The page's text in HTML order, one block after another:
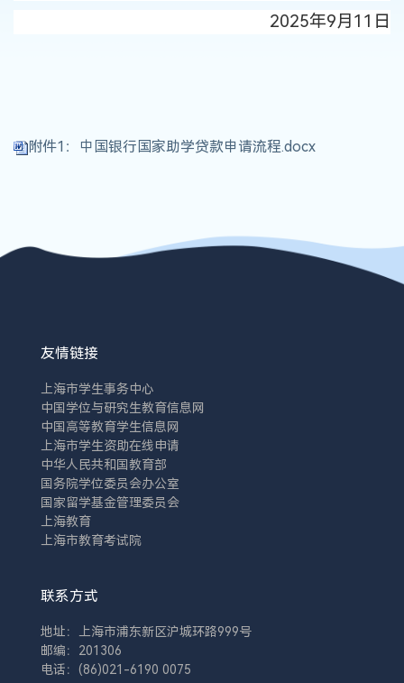
2025年9月11日
附件1：中国银行国家助学贷款申请流程.docx
友情链接
上海市学生事务中心
中国学位与研究生教育信息网
中国高等教育学生信息网
上海市学生资助在线申请
中华人民共和国教育部
国务院学位委员会办公室
国家留学基金管理委员会
上海教育
上海市教育考试院
联系方式
地址：上海市浦东新区沪城环路999号
邮编：201306
电话：(86)021-6190 0075